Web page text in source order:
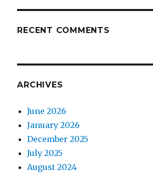
RECENT COMMENTS
ARCHIVES
June 2026
January 2026
December 2025
July 2025
August 2024